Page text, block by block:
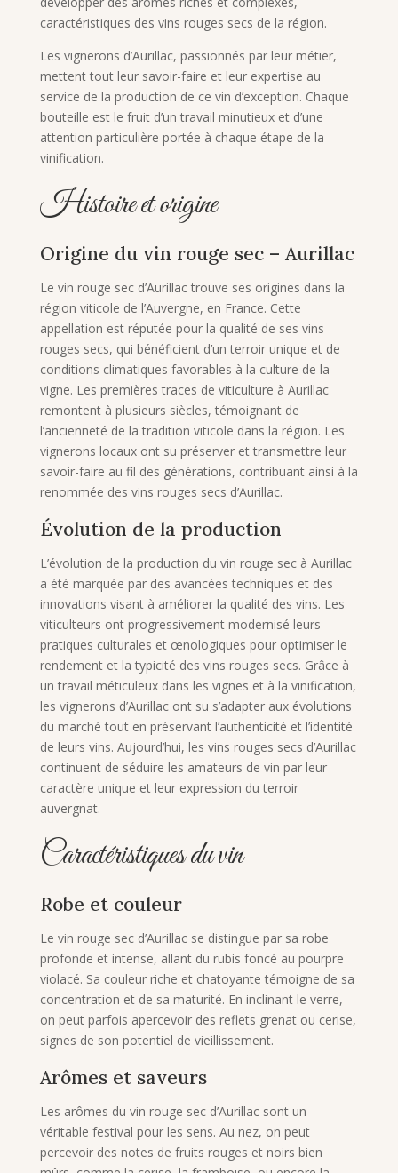
caractéristiques des vins rouges secs de la région.
Les vignerons d’Aurillac, passionnés par leur métier,
mettent tout leur savoir-faire et leur expertise au
service de la production de ce vin d’exception. Chaque
bouteille est le fruit d’un travail minutieux et d’une
attention particulière portée à chaque étape de la
vinification.
Histoire et origine
Origine du vin rouge sec – Aurillac
Le vin rouge sec d’Aurillac trouve ses origines dans la
région viticole de l’Auvergne, en France. Cette
appellation est réputée pour la qualité de ses vins
rouges secs, qui bénéficient d’un terroir unique et de
conditions climatiques favorables à la culture de la
vigne. Les premières traces de viticulture à Aurillac
remontent à plusieurs siècles, témoignant de
l’ancienneté de la tradition viticole dans la région. Les
vignerons locaux ont su préserver et transmettre leur
savoir-faire au fil des générations, contribuant ainsi à la
renommée des vins rouges secs d’Aurillac.
Évolution de la production
L’évolution de la production du vin rouge sec à Aurillac
a été marquée par des avancées techniques et des
innovations visant à améliorer la qualité des vins. Les
viticulteurs ont progressivement modernisé leurs
pratiques culturales et œnologiques pour optimiser le
rendement et la typicité des vins rouges secs. Grâce à
un travail méticuleux dans les vignes et à la vinification,
les vignerons d’Aurillac ont su s’adapter aux évolutions
du marché tout en préservant l’authenticité et l’identité
de leurs vins. Aujourd’hui, les vins rouges secs d’Aurillac
continuent de séduire les amateurs de vin par leur
caractère unique et leur expression du terroir
auvergnat.
Caractéristiques du vin
Robe et couleur
Le vin rouge sec d’Aurillac se distingue par sa robe
profonde et intense, allant du rubis foncé au pourpre
violacé. Sa couleur riche et chatoyante témoigne de sa
concentration et de sa maturité. En inclinant le verre,
on peut parfois apercevoir des reflets grenat ou cerise,
signes de son potentiel de vieillissement.
Arômes et saveurs
Les arômes du vin rouge sec d’Aurillac sont un
véritable festival pour les sens. Au nez, on peut
percevoir des notes de fruits rouges et noirs bien